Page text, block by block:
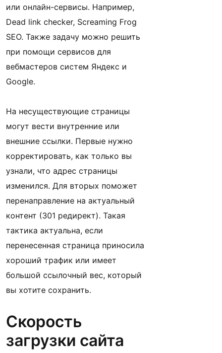
или онлайн-сервисы. Например,
Dead link checker, Screaming Frog
SEO. Также задачу можно решить
при помощи сервисов для
вебмастеров систем Яндекс и
Google.
На несуществующие страницы
могут вести внутренние или
внешние ссылки. Первые нужно
корректировать, как только вы
узнали, что адрес страницы
изменился. Для вторых поможет
перенаправление на актуальный
контент (301 редирект). Такая
тактика актуальна, если
перенесенная страница приносила
хороший трафик или имеет
большой ссылочный вес, который
вы хотите сохранить.
Скорость
загрузки сайта